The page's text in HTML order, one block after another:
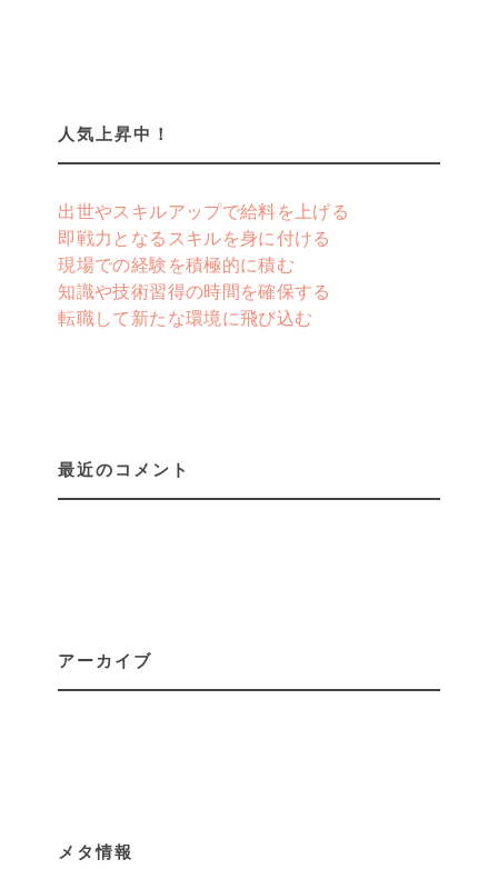
人気上昇中！
出世やスキルアップで給料を上げる
即戦力となるスキルを身に付ける
現場での経験を積極的に積む
知識や技術習得の時間を確保する
転職して新たな環境に飛び込む
最近のコメント
アーカイブ
メタ情報